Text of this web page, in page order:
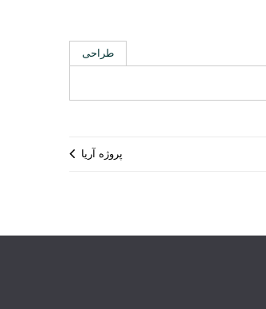
طراحی
پروژه آریا